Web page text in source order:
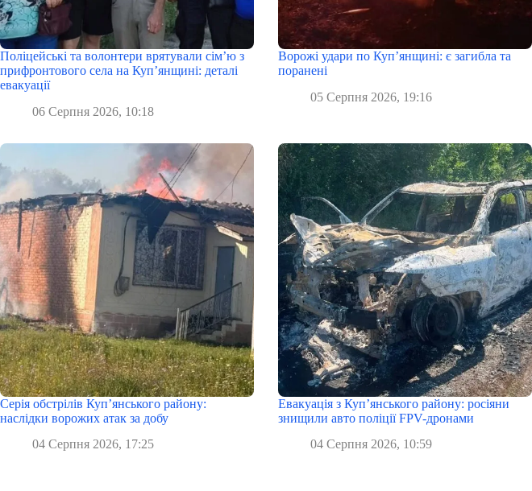
Поліцейські та волонтери врятували сім’ю з
прифронтового села на Куп’янщині: деталі
евакуації
06 Серпня 2026, 10:18
Ворожі удари по Куп’янщині: є загибла та
поранені
05 Серпня 2026, 19:16
Серія обстрілів Куп’янського району:
наслідки ворожих атак за добу
04 Серпня 2026, 17:25
Евакуація з Куп’янського району: росіяни
знищили авто поліції FPV-дронами
04 Серпня 2026, 10:59